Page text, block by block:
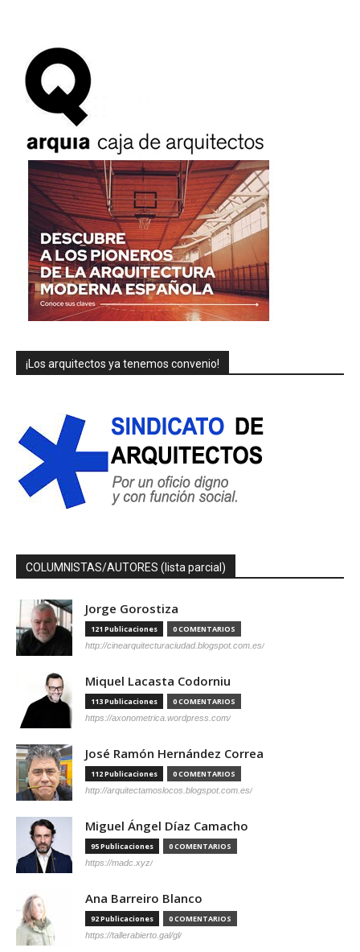
¡Los arquitectos ya tenemos convenio!
COLUMNISTAS/AUTORES (lista parcial)
Jorge Gorostiza
121 Publicaciones 0 COMENTARIOS
http://cinearquitecturaciudad.blogspot.com.es/
Miquel Lacasta Codorniu
113 Publicaciones 0 COMENTARIOS
https://axonometrica.wordpress.com/
José Ramón Hernández Correa
112 Publicaciones 0 COMENTARIOS
http://arquitectamoslocos.blogspot.com.es/
Miguel Ángel Díaz Camacho
95 Publicaciones 0 COMENTARIOS
https://madc.xyz/
Ana Barreiro Blanco
92 Publicaciones 0 COMENTARIOS
https://tallerabierto.gal/gl/